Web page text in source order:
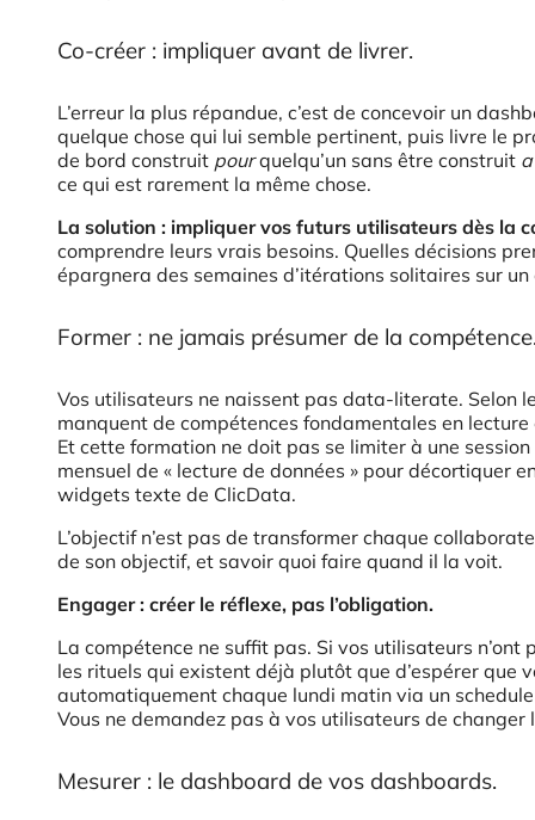
Co-créer : impliquer avant de livrer.
L’erreur la plus répandue, c’est de concevoir un
quelque chose qui lui semble pertinent, puis livre le
de bord construit pourquelqu’un sans être construit
ce qui est rarement la même chose.
La solution : impliquer vos futurs utilisateurs dès la
comprendre leurs vrais besoins. Quelles décisions
épargnera des semaines d’itérations solitaires sur
Former : ne jamais présumer de la
Vos utilisateurs ne naissent pas data-literate.
manquent de compétences fondamentales en
Et cette formation ne doit pas se limiter à une
mensuel de « lecture de données » pour décortiquer
widgets texte de ClicData.
L’objectif n’est pas de transformer chaque
de son objectif, et savoir quoi faire quand il la voit.
Engager : créer le réflexe, pas l’obligation.
La compétence ne suffit pas. Si vos utilisateurs
les rituels qui existent déjà plutôt que d’espérer que
automatiquement chaque lundi matin via un
Vous ne demandez pas à vos utilisateurs de
Mesurer : le dashboard de vos dashboards.